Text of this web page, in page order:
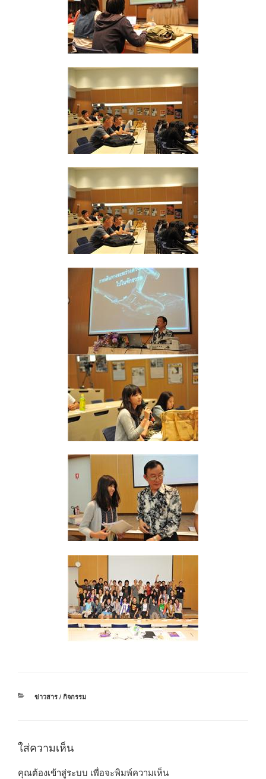
หมวด
ข่าวสาร / กิจกรรม
ใส่ความเห็น
คุณต้องเข้าสู่ระบบ เพื่อจะพิมพ์ความเห็น